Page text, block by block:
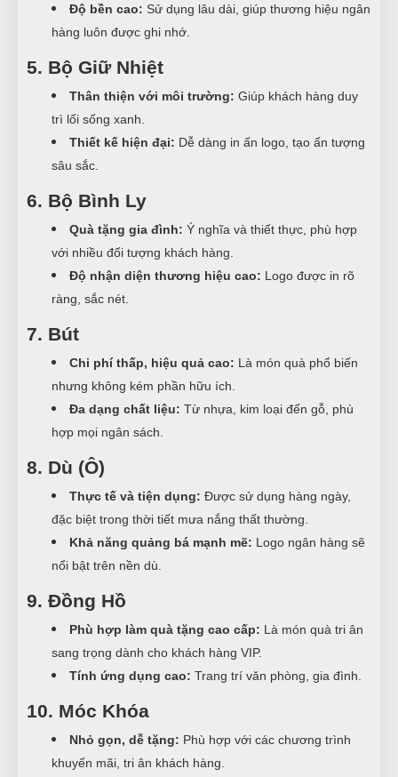
Độ bền cao: Sử dụng lâu dài, giúp thương hiệu ngân
hàng luôn được ghi nhớ.
5. Bộ Giữ Nhiệt
Thân thiện với môi trường: Giúp khách hàng duy
trì lối sống xanh.
Thiết kế hiện đại: Dễ dàng in ấn logo, tạo ấn tượng
sâu sắc.
6. Bộ Bình Ly
Quà tặng gia đình: Ý nghĩa và thiết thực, phù hợp
với nhiều đối tượng khách hàng.
Độ nhận diện thương hiệu cao: Logo được in rõ
ràng, sắc nét.
7. Bút
Chi phí thấp, hiệu quả cao: Là món quà phổ biến
nhưng không kém phần hữu ích.
Đa dạng chất liệu: Từ nhựa, kim loại đến gỗ, phù
hợp mọi ngân sách.
8. Dù (Ô)
Thực tế và tiện dụng: Được sử dụng hàng ngày,
đặc biệt trong thời tiết mưa nắng thất thường.
Khả năng quảng bá mạnh mẽ: Logo ngân hàng sẽ
nổi bật trên nền dù.
9. Đồng Hồ
Phù hợp làm quà tặng cao cấp: Là món quà tri ân
sang trọng dành cho khách hàng VIP.
Tính ứng dụng cao: Trang trí văn phòng, gia đình.
10. Móc Khóa
Nhỏ gọn, dễ tặng: Phù hợp với các chương trình
khuyến mãi, tri ân khách hàng.